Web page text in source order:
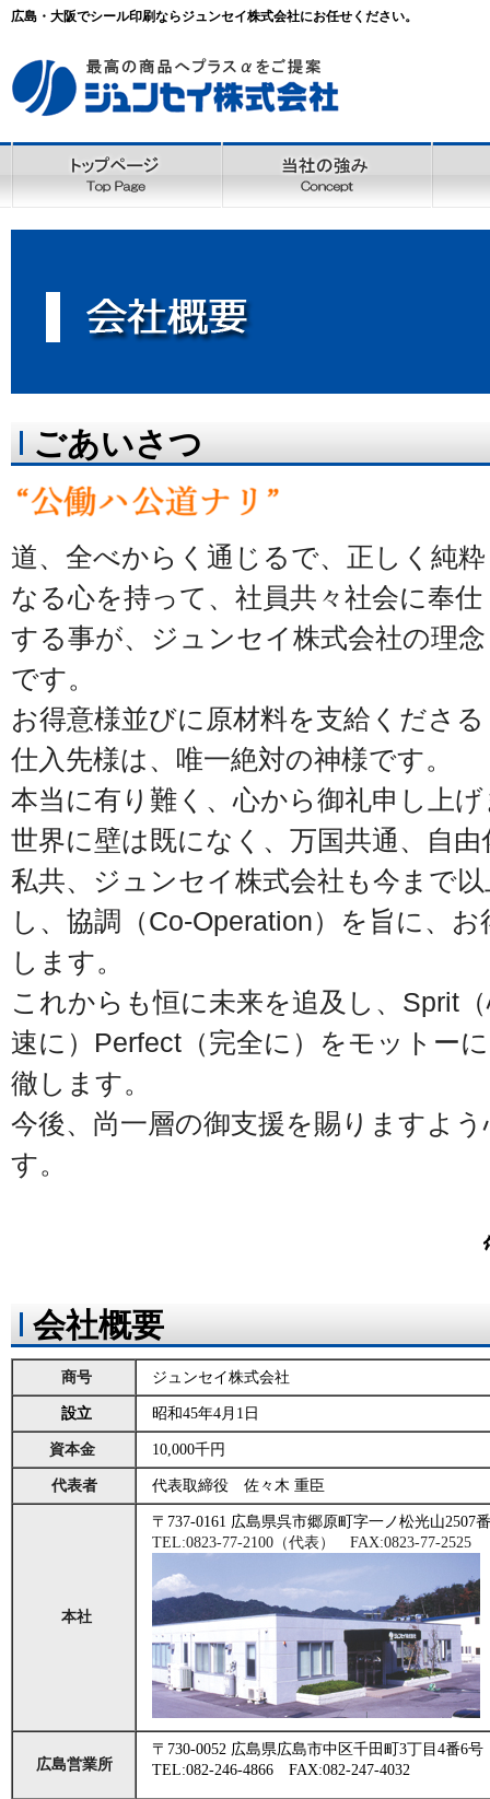
広島・大阪でシール印刷ならジュンセイ株式会社にお任せください。
ごあいさつ
道、全べからく通じるで、正しく純粋
なる心を持って、社員共々社会に奉仕
する事が、ジュンセイ株式会社の理念
です。
お得意様並びに原材料を支給くださる
仕入先様は、唯一絶対の神様です。
本当に有り難く、心から御礼申し上
世界に壁は既になく、万国共通、自
私共、ジュンセイ株式会社も今まで
し、協調（Co-Operation）を旨に、
します。
これからも恒に未来を追及し、Sprit
速に）Perfect（完全に）をモットー
徹します。
今後、尚一層の御支援を賜りますよ
す。
会社概要
商号 ジュンセイ株式会社
設立 昭和45年4月1日
資本金 10,000千円
代表者 代表取締役 佐々木 重臣
本社
〒737-0161 広島県呉市郷原町字一ノ松光山2507
TEL:0823-77-2100（代表） FAX:0823-77-2525
広島営業所
〒730-0052 広島県広島市中区千田町3丁目4番6号
TEL:082-246-4866 FAX:082-247-4032